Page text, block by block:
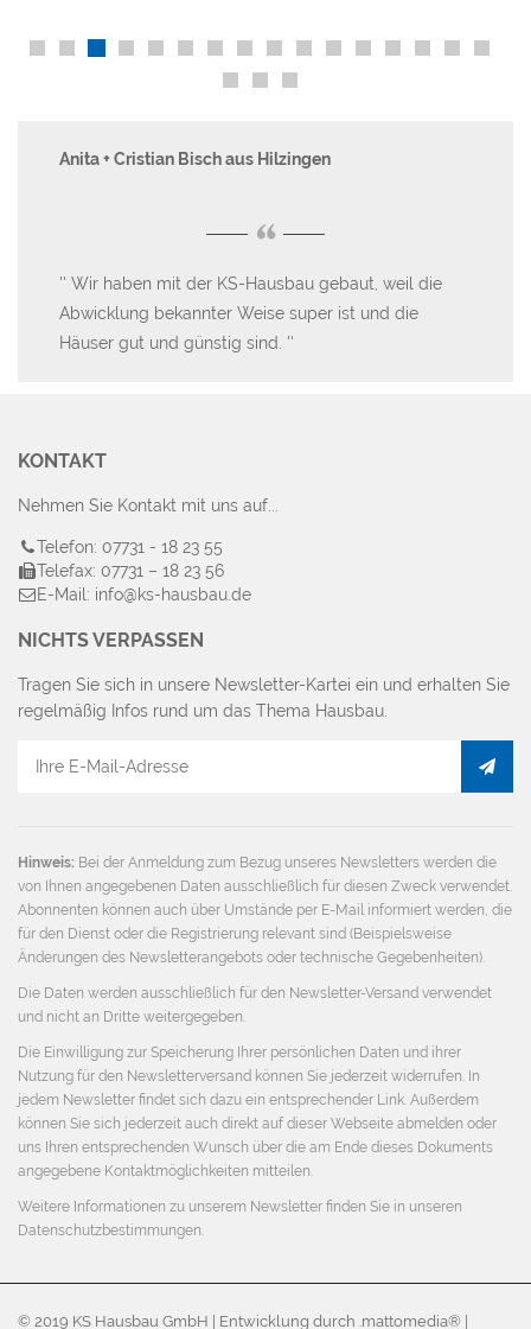
Anita + Cristian Bisch aus Hilzingen
“
Wir haben mit der KS-Hausbau gebaut, weil die
Abwicklung bekannter Weise super ist und die
Häuser gut und günstig sind.
KONTAKT
Nehmen Sie Kontakt mit uns auf...
Telefon: 07731 - 18 23 55
Telefax: 07731 – 18 23 56
E-Mail: info@ks-hausbau.de
NICHTS VERPASSEN
Tragen Sie sich in unsere Newsletter-Kartei ein und erhalten Sie
regelmäßig Infos rund um das Thema Hausbau.
Hinweis: Bei der Anmeldung zum Bezug unseres Newsletters werden die
von Ihnen angegebenen Daten ausschließlich für diesen Zweck verwendet.
Abonnenten können auch über Umstände per E-Mail informiert werden, die
für den Dienst oder die Registrierung relevant sind (Beispielsweise
Änderungen des Newsletterangebots oder technische Gegebenheiten).
Die Daten werden ausschließlich für den Newsletter-Versand verwendet
und nicht an Dritte weitergegeben.
Die Einwilligung zur Speicherung Ihrer persönlichen Daten und ihrer
Nutzung für den Newsletterversand können Sie jederzeit widerrufen. In
jedem Newsletter findet sich dazu ein entsprechender Link. Außerdem
können Sie sich jederzeit auch direkt auf dieser Webseite abmelden oder
uns Ihren entsprechenden Wunsch über die am Ende dieses Dokuments
angegebene Kontaktmöglichkeiten mitteilen.
Weitere Informationen zu unserem Newsletter finden Sie in unseren
Datenschutzbestimmungen.
© 2019 KS Hausbau GmbH | Entwicklung durch .mattomedia® |